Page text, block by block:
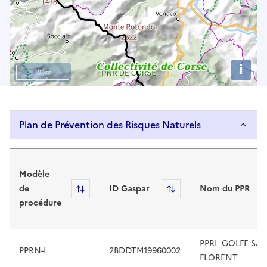
u
s
e
u
p
a
d
o
o
i
10 km
Plan de Prévention des Risques Naturels
Modèle
de
procédure
ID Gaspar Nom du PPR
PPRN-I 2BDDTM19960002
PPRI_GOLFE
FLORENT